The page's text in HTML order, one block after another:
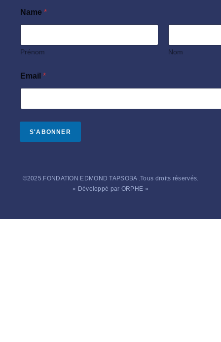
Name *
Prénom Nom
m
a
l
N
m
Email *
S'ABONNER
©2025.FONDATION EDMOND TAPSOBA .Tous droits réservés.
« Développé par ORPHE »